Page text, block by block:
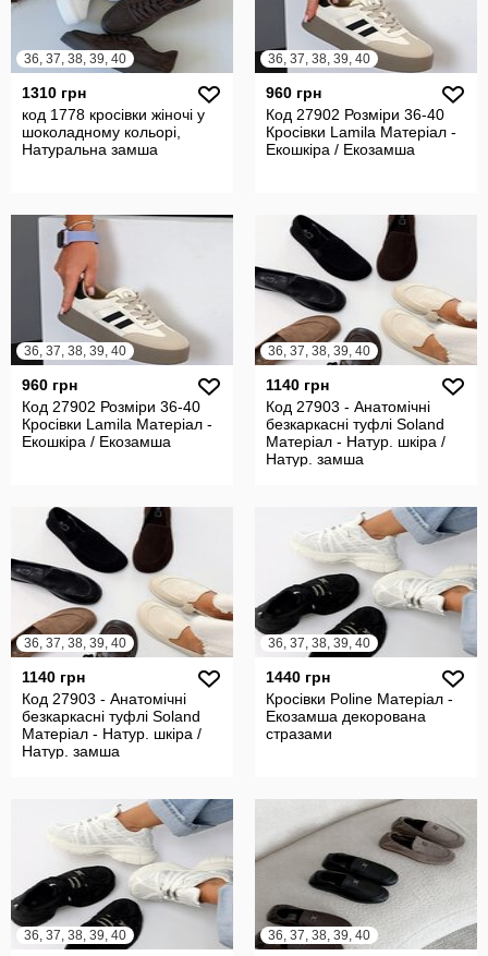
36, 37, 38, 39, 40
1310 грн
код 1778 кросівки жіночі у
шоколадному кольорі,
Натуральна замша
36, 37, 38, 39, 40
960 грн
Код 27902 Розміри 36-40
Кросівки Lamila Матеріал -
Екошкіра / Екозамша
36, 37, 38, 39, 40
960 грн
Код 27902 Розміри 36-40
Кросівки Lamila Матеріал -
Екошкіра / Екозамша
36, 37, 38, 39, 40
1140 грн
Код 27903 - Анатомічні
безкаркасні туфлі Soland
Матеріал - Натур. шкіра /
Натур. замша
36, 37, 38, 39, 40
1140 грн
Код 27903 - Анатомічні
безкаркасні туфлі Soland
Матеріал - Натур. шкіра /
Натур. замша
36, 37, 38, 39, 40
1440 грн
Кросівки Poline Матеріал -
Екозамша декорована
стразами
36, 37, 38, 39, 40 36, 37, 38, 39, 40